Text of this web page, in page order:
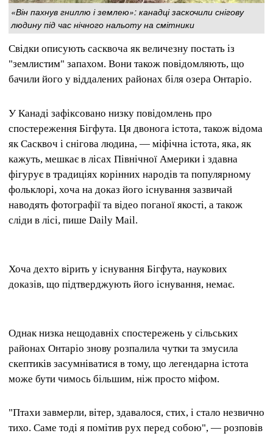
«Він пахнув гниллю і землею»: канадці заскочили снігову
людину під час нічного нальоту на смітники
Свідки описують сасквоча як величезну постать із
"землистим" запахом. Вони також повідомляють, що
бачили його у віддалених районах біля озера Онтаріо.
У Канаді зафіксовано низку повідомлень про
спостереження Бігфута. Ця двонога істота, також відома
як Сасквоч і снігова людина, — міфічна істота, яка, як
кажуть, мешкає в лісах Північної Америки і здавна
фігурує в традиціях корінних народів та популярному
фольклорі, хоча на доказ його існування зазвичай
наводять фотографії та відео поганої якості, а також
сліди в лісі, пише Daily Mail.
Хоча дехто вірить у існування Бігфута, наукових
доказів, що підтверджують його існування, немає.
Однак низка нещодавніх спостережень у сільських
районах Онтаріо знову розпалила чутки та змусила
скептиків засумніватися в тому, що легендарна істота
може бути чимось більшим, ніж просто міфом.
"Птахи завмерли, вітер, здавалося, стих, і стало незвично
тихо. Саме тоді я помітив рух перед собою", — розповів